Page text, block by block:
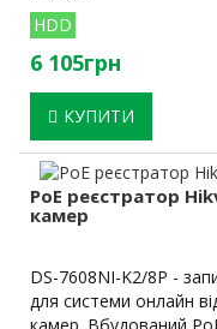
HDD
6 105грн
КУПИТИ
PoE реєстратор
камер
DS-7608NI-K2/8P -
для системи онлайн